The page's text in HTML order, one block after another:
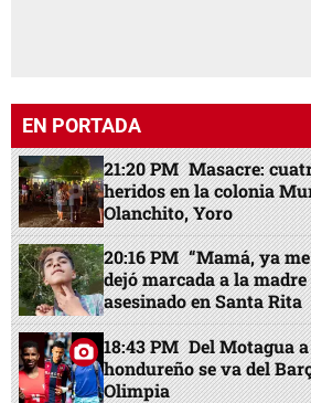
EN PORTADA
21:20 PM Masacre:
heridos en la colonia
Olanchito, Yoro
20:16 PM “Mamá, ya
dejó marcada a la
asesinado en Santa Rita
18:43 PM Del Motagua
hondureño se va del
Olimpia